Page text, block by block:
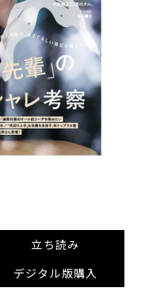
立ち読み
デジタル版購入